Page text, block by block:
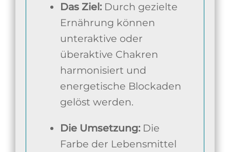
Das Ziel:Durch gezielte
Ernährung können
unteraktive oder
überaktive Chakren
harmonisiert und
energetische Blockaden
gelöst werden.
Die Umsetzung:Die
Farbe der Lebensmittel